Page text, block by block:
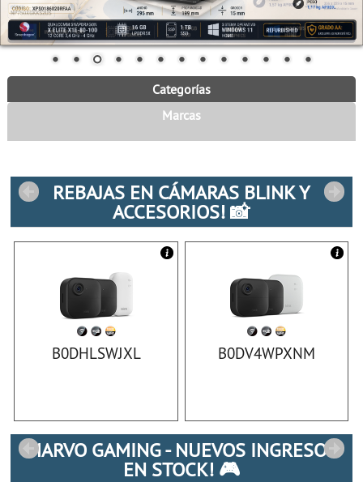
Categorías
Marcas
REBAJAS EN CÁMARAS BLINK Y
ACCESORIOS! 📸
B0DHLSWJXL B0DV4WPXNM
MARVO GAMING - NUEVOS INGRESOS
EN STOCK! 🎮